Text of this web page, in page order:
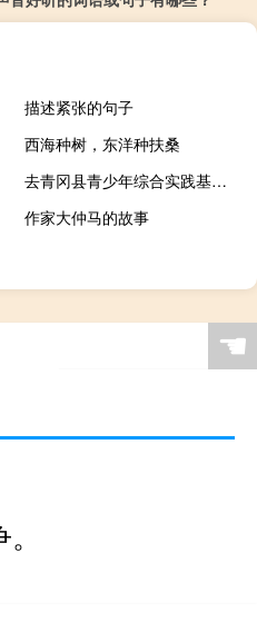
描述紧张的句子
西海种树，东洋种扶桑
去青冈县青少年综合实践基地读后感50
作家大仲马的故事
☚